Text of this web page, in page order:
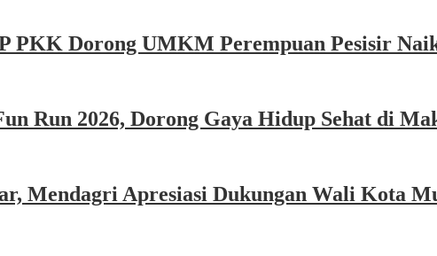
PKK Dorong UMKM Perempuan Pesisir
Run 2026, Dorong Gaya Hidup Sehat di
Mendagri Apresiasi Dukungan Wali Kota